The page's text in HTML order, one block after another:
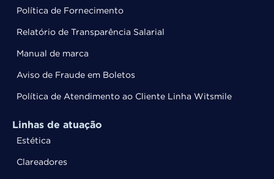
Política de Fornecimento
Relatório de Transparência Salarial
Manual de marca
Aviso de Fraude em Boletos
Política de Atendimento ao Cliente Linha Witsmile
Linhas de atuação
Estética
Clareadores